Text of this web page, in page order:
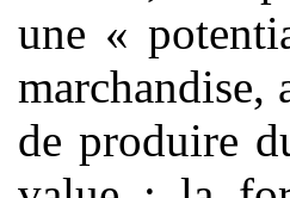
une «
de produire